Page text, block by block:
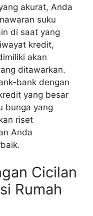
akurat, Anda
suku
di saat yang
kredit,
akan
ditawarkan.
bank dengan
yang besar
bunga yang
riset
Anda
Cicilan
Rumah